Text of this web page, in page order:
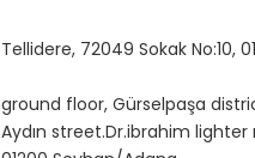
Tellidere, 72049 Sokak No:10,
ground floor, Gürselpaşa
Aydın street.Dr.ibrahim lighter